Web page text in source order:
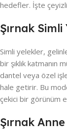
hedefler. İşte
Şırnak Simli
Simli yelekler,
bir şıklık katmanın
dantel veya özel
hale getirir. Bu
çekici bir görünüm
Şırnak